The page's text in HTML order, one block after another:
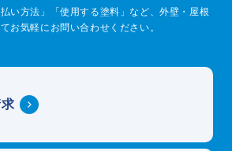
払い方法」「使用する塗料」など、外壁・屋根
お気軽にお問い合わせください。